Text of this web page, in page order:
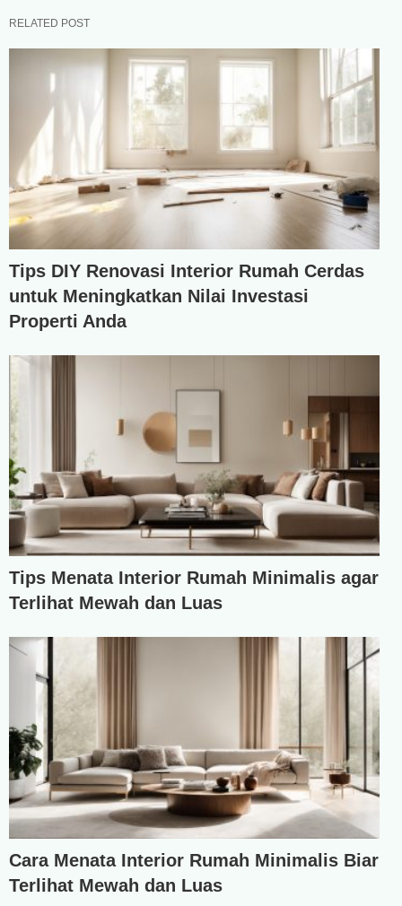
RELATED POST
Tips DIY Renovasi Interior Rumah Cerdas
untuk Meningkatkan Nilai Investasi
Properti Anda
Tips Menata Interior Rumah Minimalis agar
Terlihat Mewah dan Luas
Cara Menata Interior Rumah Minimalis Biar
Terlihat Mewah dan Luas